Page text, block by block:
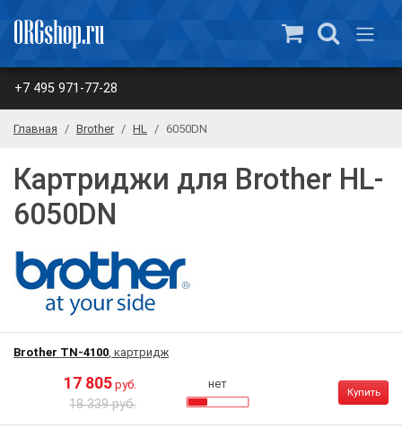
+7 495 971-77-28
Главная Brother HL 6050DN
Картриджи для Brother HL-
6050DN
Brother TN-4100, картридж
17 805 руб.
18 339 руб.
нет
Купить